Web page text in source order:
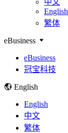
中文
English
繁体
eBusiness
eBusiness
冠宝科技
English
English
中文
繁体